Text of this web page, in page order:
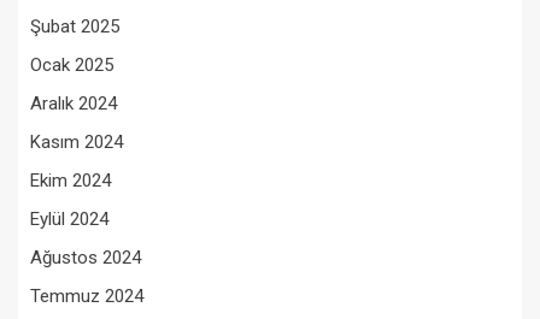
Şubat 2025
Ocak 2025
Aralık 2024
Kasım 2024
Ekim 2024
Eylül 2024
Ağustos 2024
Temmuz 2024